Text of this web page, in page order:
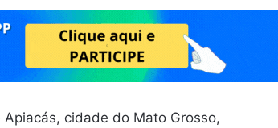
cidade do Mato Grosso,